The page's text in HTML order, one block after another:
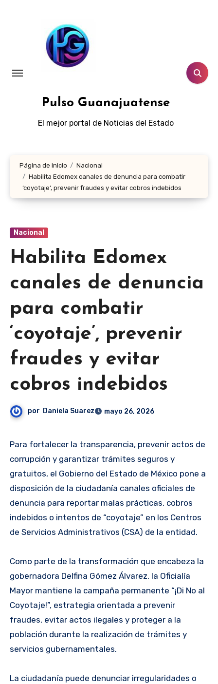
Pulso Guanajuatense
El mejor portal de Noticias del Estado
Página de inicio
Nacional
Habilita Edomex canales de denuncia para combatir
‘coyotaje’, prevenir fraudes y evitar cobros indebidos
Nacional
Habilita Edomex
canales de denuncia
para combatir
‘coyotaje’, prevenir
fraudes y evitar
cobros indebidos
por Daniela Suarez mayo 26, 2026
Para fortalecer la transparencia, prevenir actos de
corrupción y garantizar trámites seguros y
gratuitos, el Gobierno del Estado de México pone a
disposición de la ciudadanía canales oficiales de
denuncia para reportar malas prácticas, cobros
indebidos o intentos de “coyotaje” en los Centros
de Servicios Administrativos (CSA) de la entidad.
Como parte de la transformación que encabeza la
gobernadora Delfina Gómez Álvarez, la Oficialía
Mayor mantiene la campaña permanente “¡Di No al
Coyotaje!”, estrategia orientada a prevenir
fraudes, evitar actos ilegales y proteger a la
población durante la realización de trámites y
servicios gubernamentales.
La ciudadanía puede denunciar irregularidades o